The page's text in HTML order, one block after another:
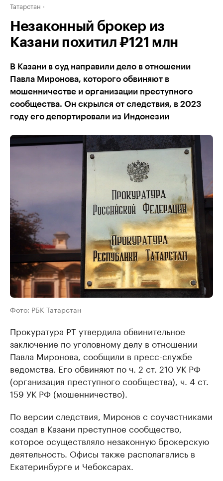
Татарстан
Незаконный брокер из
Казани похитил ₽121 млн
В Казани в суд направили дело в отношении
Павла Миронова, которого обвиняют в
мошенничестве и организации преступного
сообщества. Он скрылся от следствия, в 2023
году его депортировали из Индонезии
Фото: РБК Татарстан
Прокуратура РТ утвердила обвинительное
заключение по уголовному делу в отношении
Павла Миронова, сообщили в пресс-службе
ведомства. Его обвиняют по ч. 2 ст. 210 УК РФ
(организация преступного сообщества), ч. 4 ст.
159 УК РФ (мошенничество).
По версии следствия, Миронов с соучастниками
создал в Казани преступное сообщество,
которое осуществляло незаконную брокерскую
деятельность. Офисы также располагались в
Екатеринбурге и Чебоксарах.